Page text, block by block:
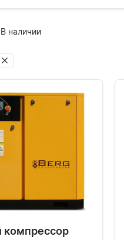
В наличии
компрессор